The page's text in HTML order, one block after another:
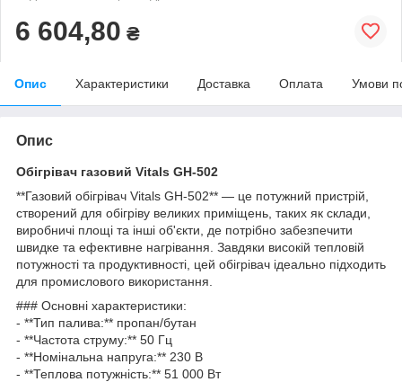
6 604,80 ₴
Опис Характеристики Доставка Оплата Умови
Опис
Обігрівач газовий Vitals GH-502
**Газовий обігрівач Vitals GH-502** — це потужний пристрій,
створений для обігріву великих приміщень, таких як склади,
виробничі площі та інші об'єкти, де потрібно забезпечити
швидке та ефективне нагрівання. Завдяки високій тепловій
потужності та продуктивності, цей обігрівач ідеально підходить
для промислового використання.
### Основні характеристики:
- **Тип палива:** пропан/бутан
- **Частота струму:** 50 Гц
- **Номінальна напруга:** 230 В
- **Теплова потужність:** 51 000 Вт